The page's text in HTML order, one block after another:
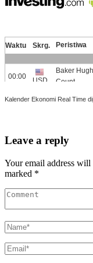
Kalender Ekonomi Real Time
Leave a reply
Your email address
marked *